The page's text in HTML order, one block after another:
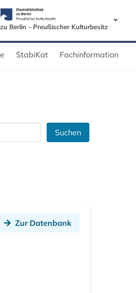
Berlin - Preußischer Kulturbesitz
StabiKat Fachinformation
Suchen
Zur Datenbank